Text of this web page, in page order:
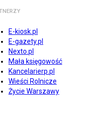
E-kiosk.pl
E-gazety.pl
Nexto.pl
Mała księgowość
Kancelarierp.pl
Wieści Rolnicze
Życie Warszawy